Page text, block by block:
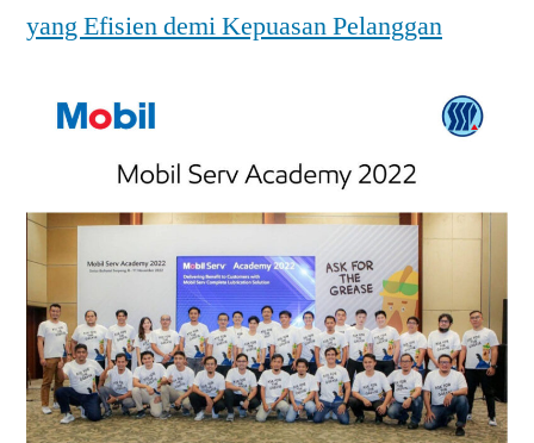
yang Efisien demi Kepuasan Pelanggan